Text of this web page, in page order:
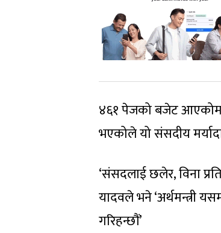
४६१ पेजको बजेट आएकोमा
भएकोले यो संसदीय
‘संसदलाई छलेर, विना
यादवले भने ‘अर्थमन्त्री
गरिहन्छौं’